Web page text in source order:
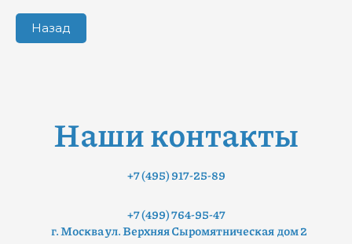
Назад
Наши контакты
+7 (495) 917-25-89
+7 (499) 764-95-47
г. Москва ул. Верхняя Сыромятническая дом 2